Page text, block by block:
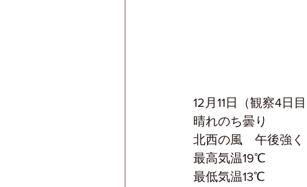
12月11日（観察4日
晴れのち曇り
北西の風　午後強く
最高気温19℃
最低気温13℃